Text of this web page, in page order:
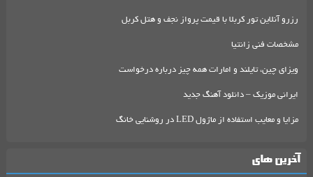
رزرو آنلاین تور کربلا با قیمت پرواز نجف و هتل کربل
مشخصات فنی زانتیا
ویزای چین، تایلند و امارات همه چیز درباره درخواست
ایرانی موزیک – دانلود آهنگ جدید
مزایا و معایب استفاده از ماژول LED در روشنایی خانگ
آخرین های